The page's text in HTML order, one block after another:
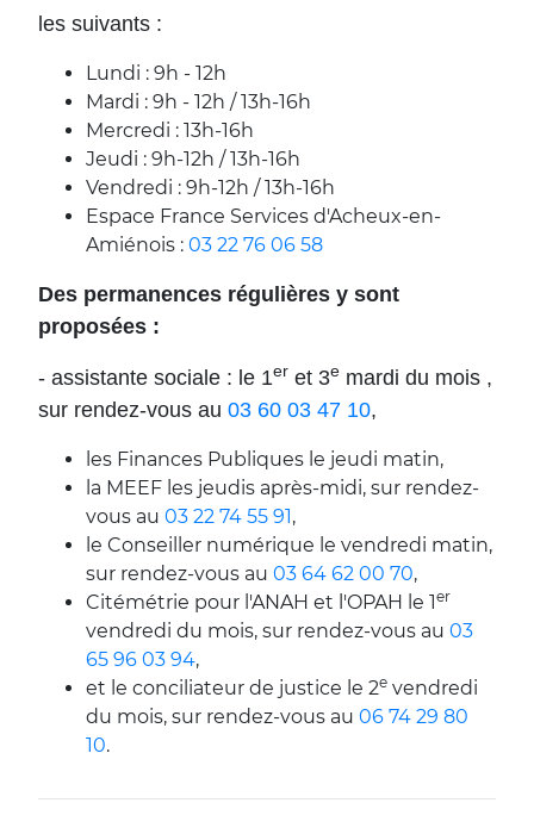
les suivants :
Lundi : 9h - 12h
Mardi : 9h - 12h / 13h-16h
Mercredi : 13h-16h
Jeudi : 9h-12h / 13h-16h
Vendredi : 9h-12h / 13h-16h
Espace France Services d'Acheux-en-
Amiénois : 03 22 76 06 58
Des permanences régulières y sont
proposées :
- assistante sociale : le 1er et 3e mardi du mois ,
sur rendez-vous au 03 60 03 47 10,
les Finances Publiques le jeudi matin,
la MEEF les jeudis après-midi, sur rendez-
vous au 03 22 74 55 91,
le Conseiller numérique le vendredi matin,
sur rendez-vous au 03 64 62 00 70,
Citémétrie pour l'ANAH et l'OPAH le 1er
vendredi du mois, sur rendez-vous au 03
65 96 03 94,
et le conciliateur de justice le 2e vendredi
du mois, sur rendez-vous au 06 74 29 80
10.